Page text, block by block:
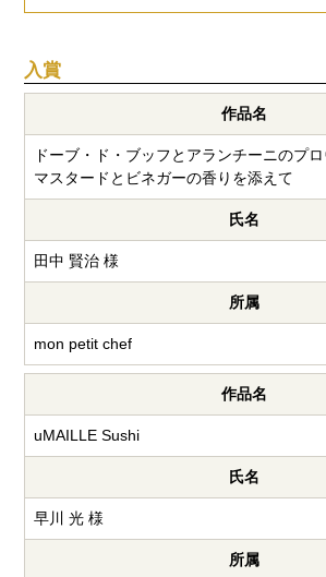
入賞
作品名
ドーブ・ド・ブッフとアランチーニのプ
マスタードとビネガーの香りを添えて
氏名
田中 賢治 様
所属
mon petit chef
作品名
uMAILLE Sushi
氏名
早川 光 様
所属